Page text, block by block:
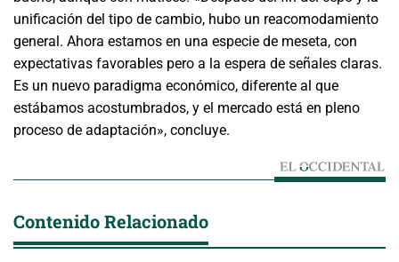
unificación del tipo de cambio, hubo un reacomodamiento
general. Ahora estamos en una especie de meseta, con
expectativas favorables pero a la espera de señales claras.
Es un nuevo paradigma económico, diferente al que
estábamos acostumbrados, y el mercado está en pleno
proceso de adaptación», concluye.
Contenido Relacionado